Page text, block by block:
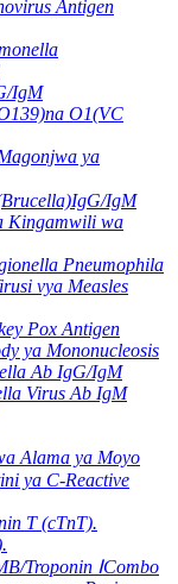
Antigen
IgM
O1(VC
ya
IgM
Kingamwili wa
Pneumophila
vya Measles
Pox Antigen
ya Mononucleosis
Ab IgG/IgM
Virus Ab IgM
Alama ya Moyo
ya C-Reactive
T (cTnT).
Troponin ⅠCombo